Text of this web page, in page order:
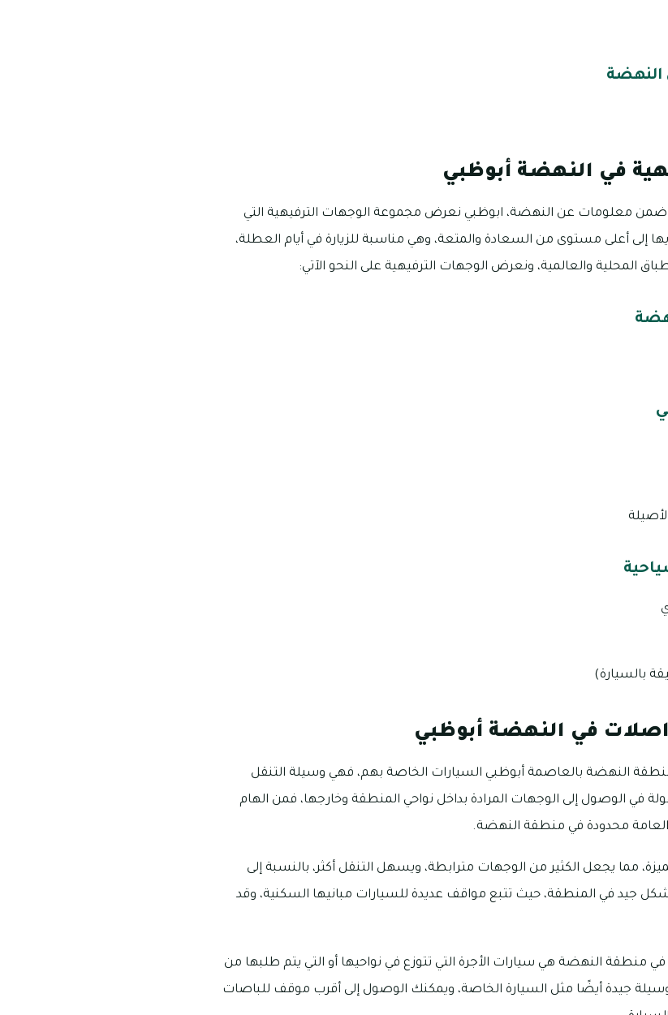
النهضة
في النهضة أبوظبي
ضمن معلومات عن النهضة، ابوظبي نعرض مجموعة الوجهات الترفيهية التي
إلى أعلى مستوى من السعادة والمتعة، وهي مناسبة للزيارة في أيام العطلة،
المحلية والعالمية، ونعرض الوجهات الترفيهية على النحو الآتي:
في النهضة أبوظبي
النهضة بالعاصمة أبوظبي السيارات الخاصة بهم، فهي وسيلة التنقل
في الوصول إلى الوجهات المرادة بداخل نواحي المنطقة وخارجها، فمن الهام
محدودة في منطقة النهضة.
مما يجعل الكثير من الوجهات مترابطة، ويسهل التنقل أكثر، بالنسبة إلى
جيد في المنطقة، حيث تتبع مواقف عديدة للسيارات مبانيها السكنية، وقد
النهضة هي سيارات الأجرة التي تتوزع في نواحيها أو التي يتم طلبها من
جيدة أيضًا مثل السيارة الخاصة، ويمكنك الوصول إلى أقرب موقف للباصات